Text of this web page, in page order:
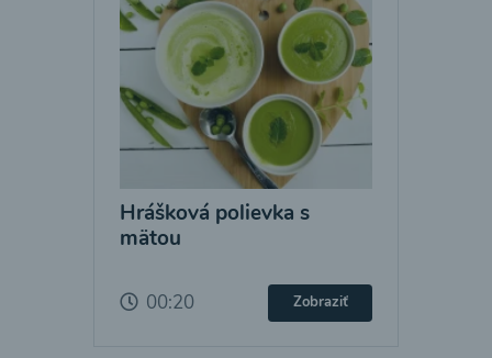
Hrášková polievka s
mätou
00:20 Zobraziť